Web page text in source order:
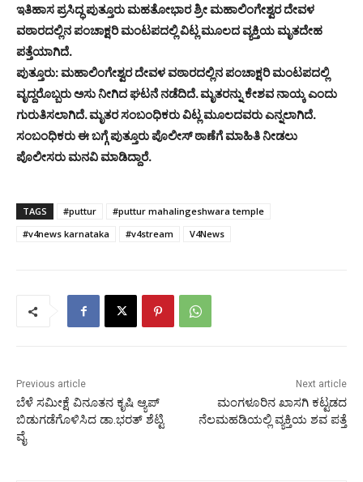
ಇತಿಹಾಸ ಪ್ರಸಿದ್ಧ ಪುತ್ತೂರು ಮಹತೋಭಾರ ಶ್ರೀ ಮಹಾಲಿಂಗೇಶ್ವರ ದೇವಳ
ವಠಾರದಲ್ಲಿನ ಪಂಚಾಕ್ಷರಿ ಮಂಟಪದಲ್ಲಿ ವಿಟ್ಲ ಮೂಲದ ವ್ಯಕ್ತಿಯ ಮೃತದೇಹ
ಪತ್ತೆಯಾಗಿದೆ.
ಪುತ್ತೂರು: ಮಹಾಲಿಂಗೇಶ್ವರ ದೇವಳ ವಠಾರದಲ್ಲಿನ ಪಂಚಾಕ್ಷರಿ ಮಂಟಪದಲ್ಲಿ
ವೃದ್ದರೊಬ್ಬರು ಅಸು ನೀಗಿದ ಘಟನೆ ನಡೆದಿದೆ. ಮೃತರನ್ನು ಕೇಶವ ನಾಯ್ಕ ಎಂದು
ಗುರುತಿಸಲಾಗಿದೆ. ಮೃತರ ಸಂಬಂಧಿಕರು ವಿಟ್ಲ ಮೂಲದವರು ಎನ್ನಲಾಗಿದೆ.
ಸಂಬಂಧಿಕರು ಈ ಬಗ್ಗೆ ಪುತ್ತೂರು ಪೊಲೀಸ್ ಠಾಣೆಗೆ ಮಾಹಿತಿ ನೀಡಲು
ಪೊಲೀಸರು ಮನವಿ ಮಾಡಿದ್ದಾರೆ.
TAGS #puttur
#puttur mahalingeshwara temple
#v4news karnataka
#v4stream V4News
Previous article
ಬೆಳೆ ಸಮೀಕ್ಷೆ ವಿನೂತನ ಕೃಷಿ ಆ್ಯಪ್
ಬಿಡುಗಡೆಗೊಳಿಸಿದ ಡಾ.ಭರತ್ ಶೆಟ್ಟಿ
ವೈ
Next article
ಮಂಗಳೂರಿನ ಖಾಸಗಿ ಕಟ್ಟಡದ
ನೆಲಮಹಡಿಯಲ್ಲಿ ವ್ಯಕ್ತಿಯ ಶವ ಪತ್ತೆ